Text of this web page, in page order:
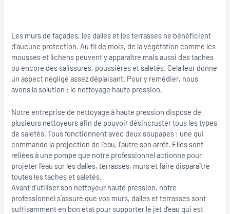
Les murs de façades, les dalles et les terrasses ne bénéficient
d’aucune protection. Au fil de mois, de la végétation comme les
mousses et lichens peuvent y apparaître mais aussi des taches
ou encore des salissures, poussières et saletés. Cela leur donne
un aspect négligé assez déplaisant. Pour y remédier, nous
avons la solution : le nettoyage haute pression.
Notre entreprise de nettoyage à haute pression dispose de
plusieurs nettoyeurs afin de pouvoir désincruster tous les types
de saletés. Tous fonctionnent avec deux soupapes : une qui
commande la projection de l’eau, l’autre son arrêt. Elles sont
reliées à une pompe que notre professionnel actionne pour
projeter l’eau sur les dalles, terrasses, murs et faire disparaître
toutes les taches et saletés.
Avant d’utiliser son nettoyeur haute pression, notre
professionnel s’assure que vos murs, dalles et terrasses sont
suffisamment en bon état pour supporter le jet d’eau qui est